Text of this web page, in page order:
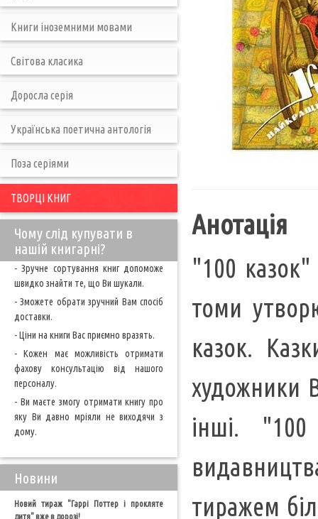
Анотація
"100 казок"
томи
казок.
художники
інші.
тиражем
Книги іноземними мовами
Світова класика
Доросла серія
Українська поетична антологія
Поза серіями
ТВОРЦІ КНИГ
Чому слід купувати в
нашій книгарні?
- Зручне сортування книг допоможе
швидко знайти те, що Ви шукали.
- Зможете обрати зручний Вам спосіб
доставки.
- Ціни на книги Вас приємно вразять.
- Кожен має можливість отримати
фахову консультацію від нашого
персоналу.
- Ви маєте змогу отримати книгу про
яку Ви давно мріяли не виходячи з
дому.
Новини
Новий тираж "Гаррі Поттер і прокляте
дитя" вже в дорозі!